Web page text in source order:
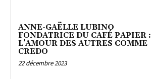
ANNE-GAËLLE LUBINO
FONDATRICE DU CAFÉ PAPIER :
L’AMOUR DES AUTRES COMME
CREDO
22 décembre 2023